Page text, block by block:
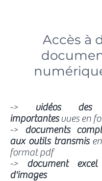
Accès à
-> vidéos
des
importantesvues en
-> documents
aux outils transmis
format pdf
-> document
d'images